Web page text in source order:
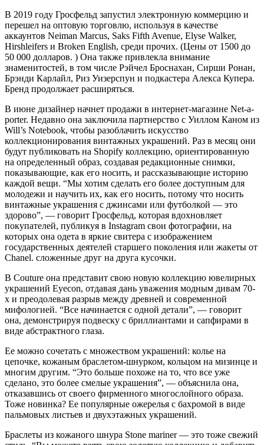
В 2019 году Гросфельд запустил электронную коммерцию и
перешел на оптовую торговлю, используя в качестве
аккаунтов Neiman Marcus, Saks Fifth Avenue, Elyse Walker,
Hirshleifers и Broken English, среди прочих. (Цены от 1500 до
50 000 долларов. ) Она также привлекла внимание
знаменитостей, в том числе Рэйчел Броснахан, Сирши Ронан,
Брэнди Карлайл, Риз Уизерспун и подкастера Алекса Купера.
Бренд продолжает расширяться.
В июне дизайнер начнет продажи в интернет-магазине Net-a-
porter. Недавно она заключила партнерство с Уиллом Каном из
Will’s Notebook, чтобы разоблачить искусство
коллекционирования винтажных украшений. Раз в месяц они
будут публиковать на Shopify коллекцию, ориентированную
на определенный образ, создавая редакционные снимки,
показывающие, как его носить, и рассказывающие историю
каждой вещи. “Мы хотим сделать его более доступным для
молодежи и научить их, как его носить, потому что носить
винтажные украшения с джинсами или футболкой — это
здорово”, — говорит Гросфельд, которая вдохновляет
покупателей, публикуя в Instagram свои фотографии, на
которых она одета в яркие свитера с изображением
государственных деятелей старшего поколения или жакеты от
Chanel. сложенные друг на друга кусочки.
В Couture она представит свою новую коллекцию ювелирных
украшений Eyecon, отдавая дань уважения модным дивам 70-
х и преодолевая разрыв между древней и современной
мифологией. “Все начинается с одной детали”, — говорит
она, демонстрируя подвеску с бриллиантами и сапфирами в
виде абстрактного глаза.
Ее можно сочетать с множеством украшений: колье на
цепочке, кожаным браслетом-шнурком, кольцом на мизинце и
многим другим. “Это больше похоже на то, что все уже
сделано, это более смелые украшения”, — объяснила она,
отказавшись от своего фирменного многослойного образа.
Тоже новинка? Ее популярные ожерелья с бахромой в виде
пальмовых листьев и двухэтажных украшений.
Браслеты из кожаного шнура Stone mariner — это тоже свежий